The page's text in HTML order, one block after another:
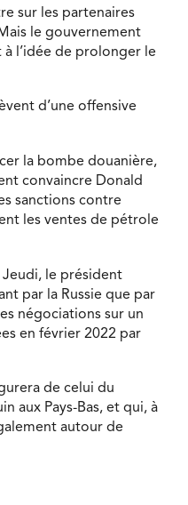
sur les partenaires
le gouvernement
à l’idée de prolonger le
d’une offensive
la bombe douanière,
convaincre Donald
sanctions contre
les ventes de pétrole
Jeudi, le président
par la Russie que par
négociations sur un
en février 2022 par
de celui du
aux Pays-Bas, et qui, à
autour de